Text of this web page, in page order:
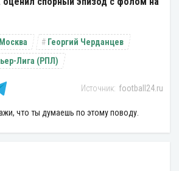
Георгий Черданцев
Лига (РПЛ)
football24.ru
что ты думаешь по этому поводу.